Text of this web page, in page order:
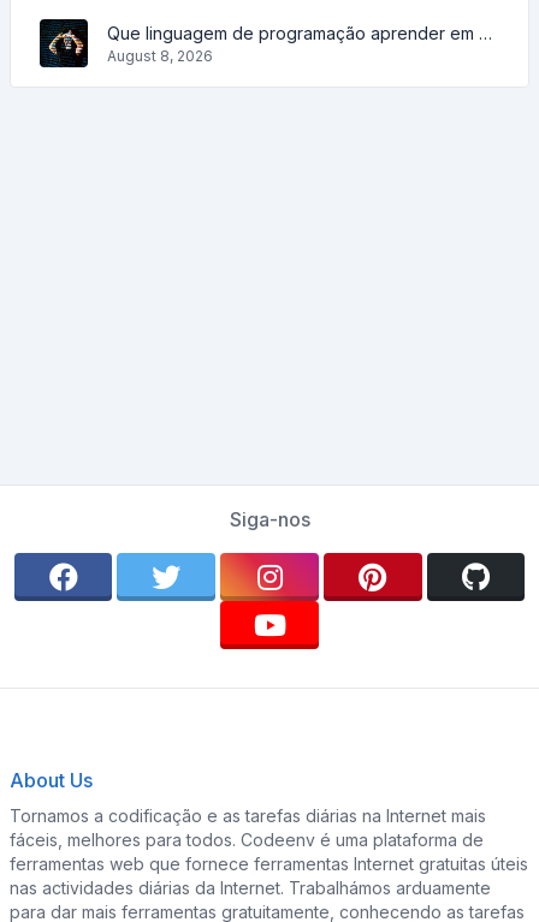
Que linguagem de programação aprender em 2022 e que ferramentas ajudarão os codificadores nas tarefas diárias
August 8, 2026
Siga-nos
About Us
Tornamos a codificação e as tarefas diárias na Internet mais
fáceis, melhores para todos. Codeenv é uma plataforma de
ferramentas web que fornece ferramentas Internet gratuitas úteis
nas actividades diárias da Internet. Trabalhámos arduamente
para dar mais ferramentas gratuitamente, conhecendo as tarefas